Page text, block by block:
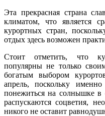
Эта прекрасная страна
климатом, что является
курортных стран,
отдых здесь возможен
Стоит отметить, что
популярны не только
богатым выбором
апрель, поскольку
понежиться на солнышке в
распускаются соцветия,
никого не оставит